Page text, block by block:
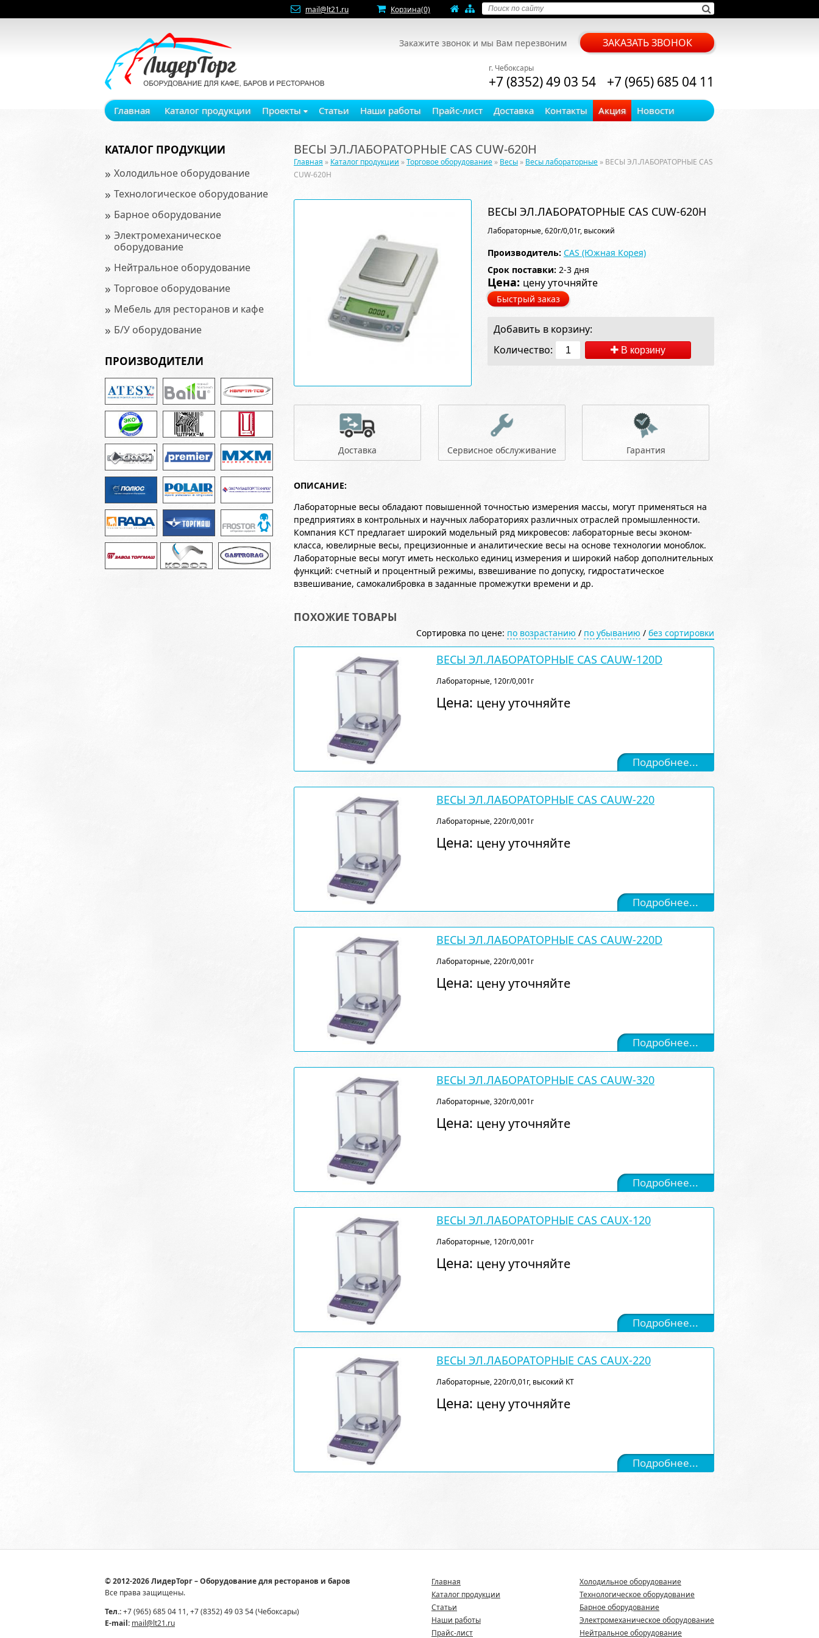
mail@lt21.ru Корзина(0)
Закажите звонок и мы Вам перезвоним ЗАКАЗАТЬ ЗВОНОК
г. Чебоксары
+7 (8352) 49 03 54 +7 (965) 685 04 11
Главная Каталог продукции Проекты Статьи Наши работы Прайс-лист Доставка Контакты Акция Новости
КАТАЛОГ ПРОДУКЦИИ
» Холодильное оборудование
» Технологическое оборудование
» Барное оборудование
» Электромеханическое
оборудование
» Нейтральное оборудование
» Торговое оборудование
» Мебель для ресторанов и кафе
» Б/У оборудование
ПРОИЗВОДИТЕЛИ
ВЕСЫ ЭЛ.ЛАБОРАТОРНЫЕ CAS CUW-620H
Главная » Каталог продукции »Торговое оборудование» Весы » Весы лабораторные » ВЕСЫ ЭЛ.ЛАБОРАТОРНЫЕ CAS
CUW-620H
ВЕСЫ ЭЛ.ЛАБОРАТОРНЫЕ CAS CUW-620H
Лабораторные, 620г/0,01г, высокий
Производитель: CAS (Южная Корея)
Срок поставки: 2-3 дня
Цена: цену уточняйте
Быстрый заказ
Добавить в корзину:
Количество:
В корзину
Доставка Сервисное обслуживание Гарантия
ОПИСАНИЕ:
Лабораторные весы обладают повышенной точностью измерения массы, могут применяться на
предприятиях в контрольных и научных лабораториях различных отраслей промышленности.
Компания КСТ предлагает широкий модельный ряд микровесов: лабораторные весы эконом-
класса, ювелирные весы, прецизионные и аналитические весы на основе технологии моноблок.
Лабораторные весы могут иметь несколько единиц измерения и широкий набор дополнительных
функций: счетный и процентный режимы, взвешивание по допуску, гидростатическое
взвешивание, самокалибровка в заданные промежутки времени и др.
ПОХОЖИЕ ТОВАРЫ
Сортировка по цене: по возрастанию / по убыванию / без сортировки
ВЕСЫ ЭЛ.ЛАБОРАТОРНЫЕ CAS CAUW-120D
Лабораторные, 120г/0,001г
Цена: цену уточняйте
Подробнее...
ВЕСЫ ЭЛ.ЛАБОРАТОРНЫЕ CAS CAUW-220
Лабораторные, 220г/0,001г
Цена: цену уточняйте
Подробнее...
ВЕСЫ ЭЛ.ЛАБОРАТОРНЫЕ CAS CAUW-220D
Лабораторные, 220г/0,001г
Цена: цену уточняйте
Подробнее...
ВЕСЫ ЭЛ.ЛАБОРАТОРНЫЕ CAS CAUW-320
Лабораторные, 320г/0,001г
Цена: цену уточняйте
Подробнее...
ВЕСЫ ЭЛ.ЛАБОРАТОРНЫЕ CAS CAUX-120
Лабораторные, 120г/0,001г
Цена: цену уточняйте
Подробнее...
ВЕСЫ ЭЛ.ЛАБОРАТОРНЫЕ CAS CAUX-220
Лабораторные, 220г/0,01г, высокий КТ
Цена: цену уточняйте
Подробнее...
© 2012-2026 ЛидерТорг – Оборудование для ресторанов и баров
Все права защищены.
Тел.:+7 (965) 685 04 11, +7 (8352) 49 03 54 (Чебоксары)
E-mail: mail@lt21.ru
Главная
Каталог продукции
Статьи
Наши работы
Прайс-лист
Холодильное оборудование
Технологическое оборудование
Барное оборудование
Электромеханическое оборудование
Нейтральное оборудование